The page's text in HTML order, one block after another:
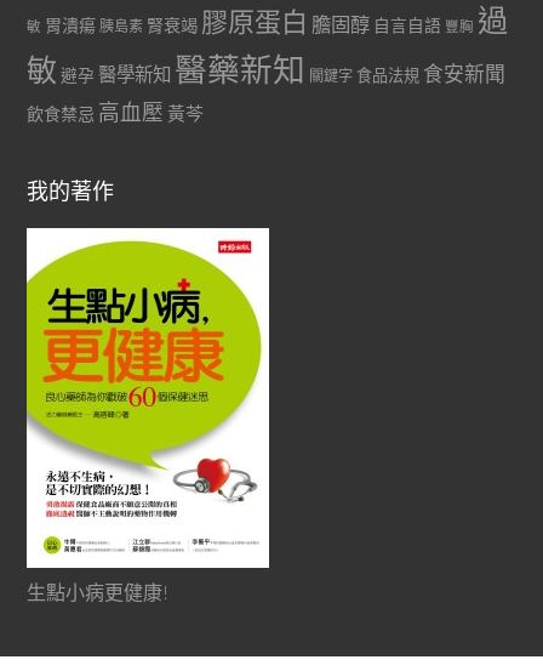
敏 胃潰瘍 胰島素 腎衰竭 膠原蛋白 膽固醇 自言自語 豐胸 過
敏 避孕 醫學新知 醫藥新知 關鍵字 食品法規 食安新聞
飲食禁忌 高血壓 黃芩
我的著作
生點小病更健康!